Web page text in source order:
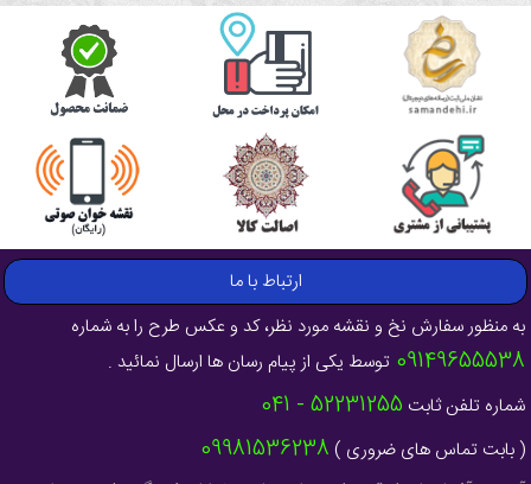
ارتباط با ما
به منظور سفارش نخ و نقشه مورد نظر، کد و عکس طرح را به شماره
09149655538 توسط یکی از پیام رسان ها ارسال نمائید .
شماره تلفن ثابت 52231255 - 041
( بابت تماس های ضروری ) 09981536238